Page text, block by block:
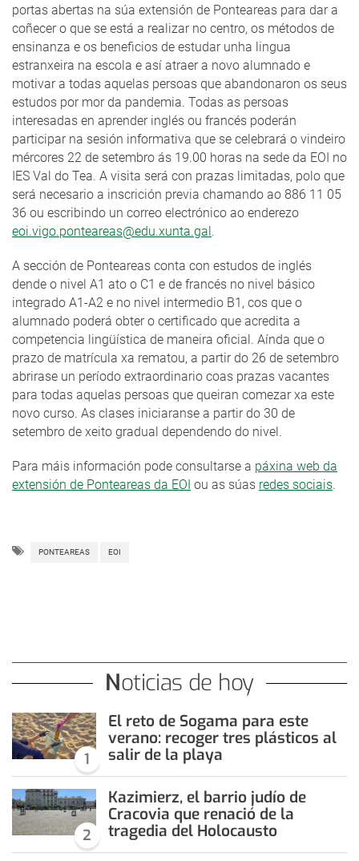
portas abertas na súa extensión de Ponteareas para dar a
coñecer o que se está a realizar no centro, os métodos de
ensinanza e os beneficios de estudar unha lingua
estranxeira na escola e así atraer a novo alumnado e
motivar a todas aquelas persoas que abandonaron os seus
estudos por mor da pandemia. Todas as persoas
interesadas en aprender inglés ou francés poderán
participar na sesión informativa que se celebrará o vindeiro
mércores 22 de setembro ás 19.00 horas na sede da EOI no
IES Val do Tea. A visita será con prazas limitadas, polo que
será necesario a inscrición previa chamando ao 886 11 05
36 ou escribindo un correo electrónico ao enderezo
eoi.vigo.ponteareas@edu.xunta.gal.
A sección de Ponteareas conta con estudos de inglés
dende o nivel A1 ato o C1 e de francés no nivel básico
integrado A1-A2 e no nivel intermedio B1, cos que o
alumnado poderá obter o certificado que acredita a
competencia lingüística de maneira oficial. Aínda que o
prazo de matrícula xa rematou, a partir do 26 de setembro
abrirase un período extraordinario coas prazas vacantes
para todas aquelas persoas que queiran comezar xa este
novo curso. As clases iniciaranse a partir do 30 de
setembro de xeito gradual dependendo do nivel.
Para máis información pode consultarse a páxina web da
extensión de Ponteareas da EOI ou as súas redes sociais.
PONTEAREAS EOI
Noticias de hoy
1
El reto de Sogama para este
verano: recoger tres plásticos al
salir de la playa
2
Kazimierz, el barrio judío de
Cracovia que renació de la
tragedia del Holocausto